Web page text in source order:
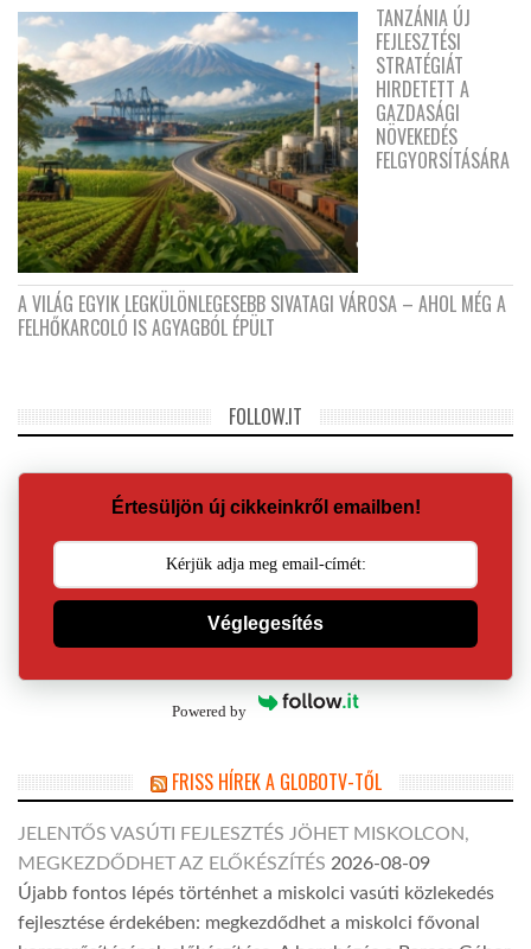
TANZÁNIA ÚJ
FEJLESZTÉSI
STRATÉGIÁT
HIRDETETT A
GAZDASÁGI
NÖVEKEDÉS
FELGYORSÍTÁSÁRA
A VILÁG EGYIK LEGKÜLÖNLEGESEBB SIVATAGI VÁROSA – AHOL MÉG A
FELHŐKARCOLÓ IS AGYAGBÓL ÉPÜLT
FOLLOW.IT
Értesüljön új cikkeinkről emailben!
Véglegesítés
Powered by
FRISS HÍREK A GLOBOTV-TŐL
JELENTŐS VASÚTI FEJLESZTÉS JÖHET MISKOLCON,
MEGKEZDŐDHET AZ ELŐKÉSZÍTÉS 2026-08-09
Újabb fontos lépés történhet a miskolci vasúti közlekedés
fejlesztése érdekében: megkezdődhet a miskolci fővonal